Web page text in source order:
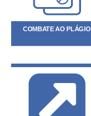
COMBATE AO PLÁGIO